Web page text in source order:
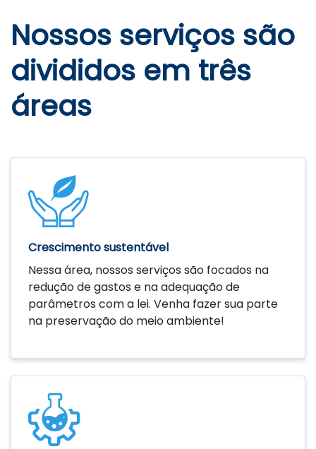
Nossos serviços são
divididos em três
áreas
Crescimento sustentável
Nessa área, nossos serviços são focados na
redução de gastos e na adequação de
parâmetros com a lei. Venha fazer sua parte
na preservação do meio ambiente!
Saiba mais